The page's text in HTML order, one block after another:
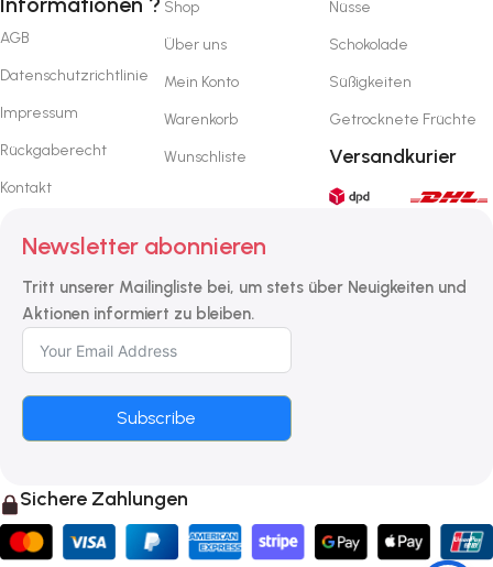
AGB
Datenschutzrichtlinie
Impressum
Rückgaberecht
Kontakt
Shop
Über uns
Mein Konto
Warenkorb
Wunschliste
Nüsse
Schokolade
Süßigkeiten
Getrocknete Früchte
Versandkurier
Newsletter abonnieren
Tritt unserer Mailingliste bei, um stets über Neuigkeiten und
Aktionen informiert zu bleiben.
Subscribe
Sichere Zahlungen